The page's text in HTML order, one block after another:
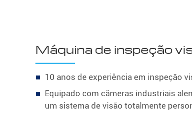
Máquina de inspeção
10 anos de experiência em inspeção
Equipado com câmeras industriais
um sistema de visão totalmente